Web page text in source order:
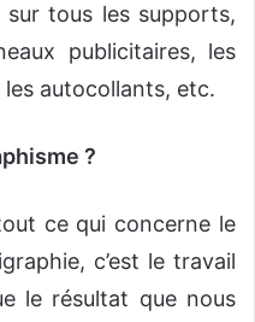
sur tous les supports,
publicitaires, les
autocollants, etc.
?
ce qui concerne le
c’est le travail
le résultat que nous